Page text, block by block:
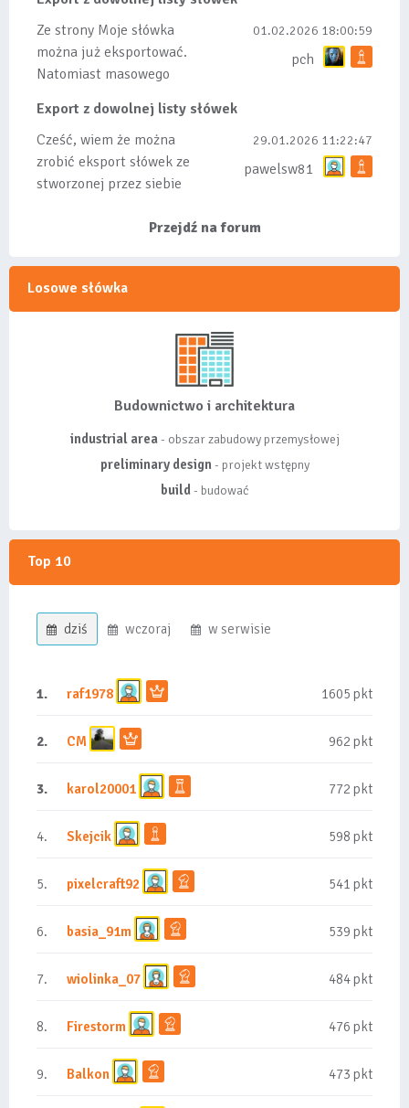
Ze strony Moje słówka
można już eksportować.
Natomiast masowego
bo wiąże się...
01.02.2026 18:00:59
pch
Export z dowolnej listy słówek
Cześć, wiem że można
zrobić eksport słówek ze
stworzonej przez siebie
29.01.2026 11:22:47
pawelsw81
Przejdź na forum
Losowe słówka
Budownictwo i architektura
industrial area- obszar zabudowy przemysłowej
preliminary design- projekt wstępny
build- budować
Top 10
dziś wczoraj w serwisie
1. raf1978 1605 pkt
2. CM 962 pkt
3. karol20001 772 pkt
4. Skejcik 598 pkt
5. pixelcraft92 541 pkt
6. basia_91m 539 pkt
7. wiolinka_07 484 pkt
8. Firestorm 476 pkt
9. Balkon 473 pkt